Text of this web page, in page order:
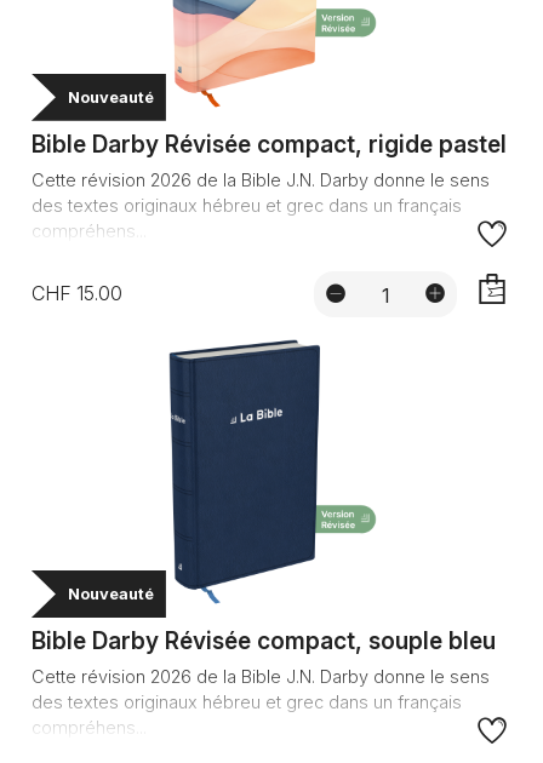
Nouveauté
Bible Darby Révisée compact, rigide pastel
Cette révision 2026 de la Bible J.N. Darby donne le sens
des textes originaux hébreu et grec dans un français
compréhens...
CHF 15.00
Nouveauté
Bible Darby Révisée compact, souple bleu
Cette révision 2026 de la Bible J.N. Darby donne le sens
des textes originaux hébreu et grec dans un français
compréhens...